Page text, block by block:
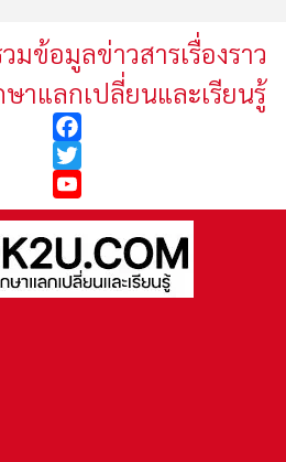
มข้อมูลข่าวสารเรื่องราว
าแลกเปลี่ยนและเรียนรู้
Facebook
Twitter
YouTube